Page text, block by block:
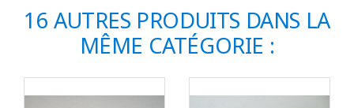
16 AUTRES PRODUITS DANS LA
MÊME CATÉGORIE :